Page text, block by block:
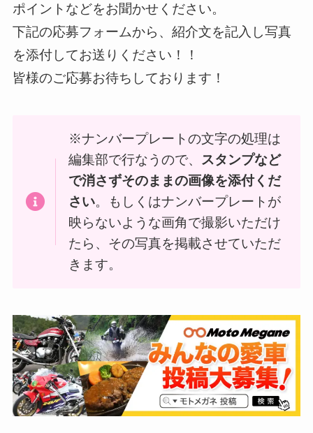
ポイントなどをお聞かせください。
下記の応募フォームから、紹介文を記入し写真
を添付してお送りください！！
皆様のご応募お待ちしております！
※ナンバープレートの文字の処理は
編集部で行なうので、 スタンプなど
で消さずそのままの画像を添付くだ
さい。もしくはナンバープレートが
映らないような画角で撮影いただけ
たら、その写真を掲載させていただ
きます。